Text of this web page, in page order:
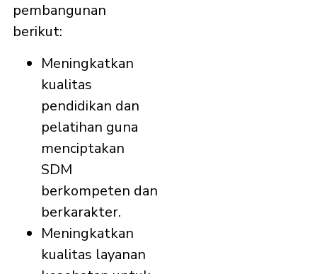
pembangunan
berikut:
Meningkatkan
kualitas
pendidikan dan
pelatihan guna
menciptakan
SDM
berkompeten dan
berkarakter.
Meningkatkan
kualitas layanan